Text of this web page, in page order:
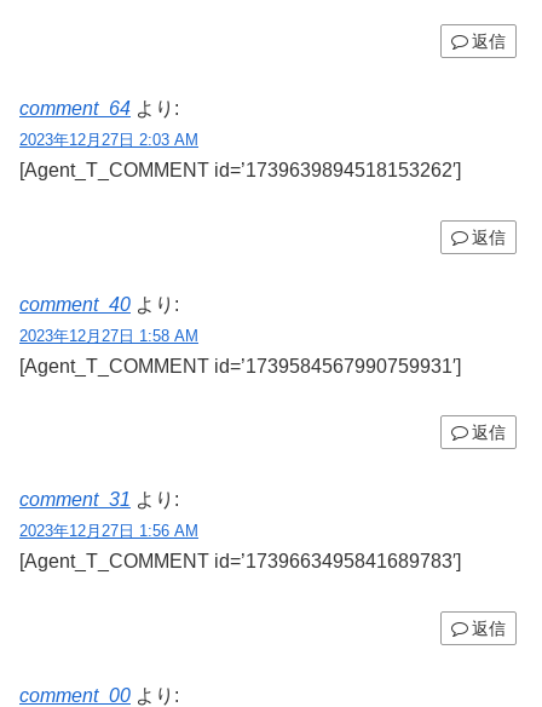
返信
comment_64 より:
2023年12月27日 2:03 AM
[Agent_T_COMMENT id=’1739639894518153262′]
返信
comment_40 より:
2023年12月27日 1:58 AM
[Agent_T_COMMENT id=’1739584567990759931′]
返信
comment_31 より:
2023年12月27日 1:56 AM
[Agent_T_COMMENT id=’1739663495841689783′]
返信
comment_00 より: